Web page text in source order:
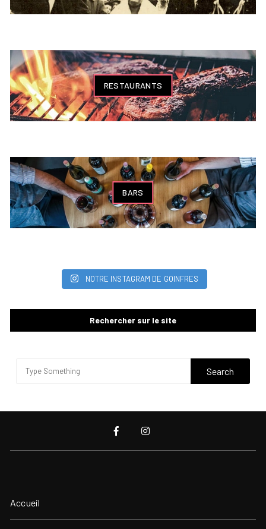
RESTAURANTS
BARS
NOTRE INSTAGRAM DE GOINFRES
Rechercher sur le site
Accueil